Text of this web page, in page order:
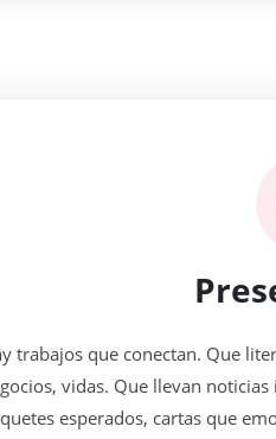
trabajos que conectan. Que
vidas. Que llevan
esperados, cartas que